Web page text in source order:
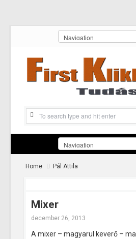
Home Pál Attila
Mixer
december 26, 2013
A mixer – magyarul keverő –